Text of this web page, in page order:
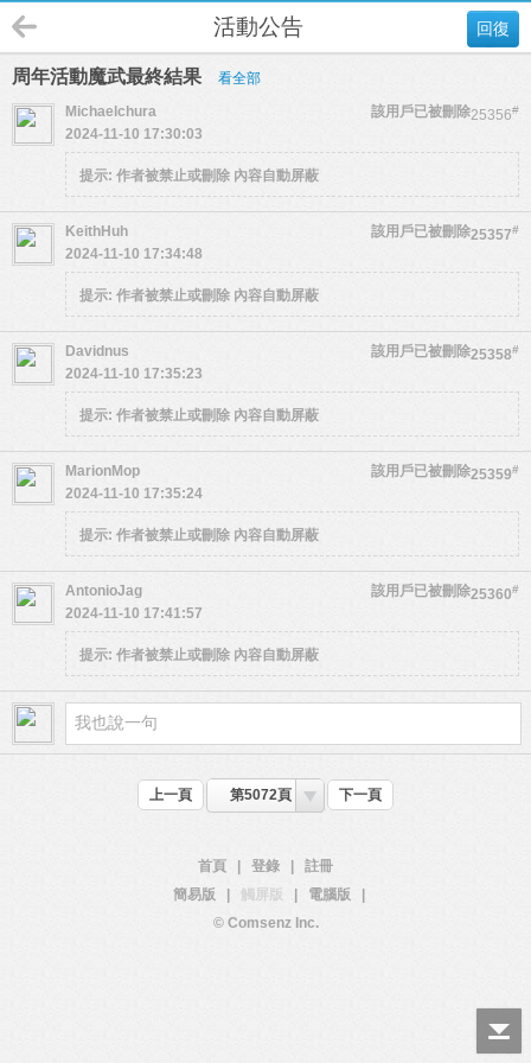
回復
活動公告
周年活動魔武最終結果 看全部
25356#
Michaelchura
該用戶已被刪除
2024-11-10 17:30:03
提示: 作者被禁止或刪除 內容自動屏蔽
25357#
KeithHuh
該用戶已被刪除
2024-11-10 17:34:48
提示: 作者被禁止或刪除 內容自動屏蔽
25358#
Davidnus
該用戶已被刪除
2024-11-10 17:35:23
提示: 作者被禁止或刪除 內容自動屏蔽
25359#
MarionMop
該用戶已被刪除
2024-11-10 17:35:24
提示: 作者被禁止或刪除 內容自動屏蔽
25360#
AntonioJag
該用戶已被刪除
2024-11-10 17:41:57
提示: 作者被禁止或刪除 內容自動屏蔽
上一頁 第5072頁 下一頁
首頁 登錄
註冊
簡易版
觸屏版 電腦版
© Comsenz Inc.